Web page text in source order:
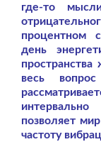
где-то
процентном
день
весь
позволяет
частоту